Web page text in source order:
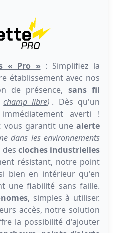
« Pro » : Simplifiez la
établissement avec nos
de présence, sans fil
champ libre) . Dès qu'un
averti !
vous garantit une alerte
dans les environnements
des cloches industrielles
résistant, notre point
bien en intérieur qu'en
une fiabilité sans faille.
, simples à utiliser.
accès, notre solution
la possibilité d'ajouter